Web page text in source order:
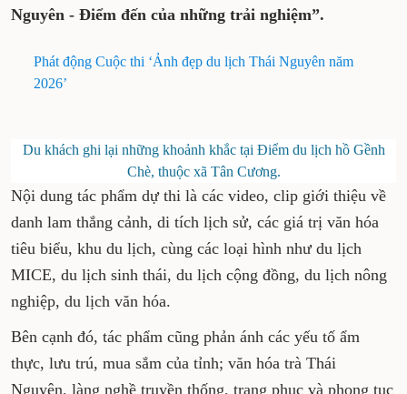
Nguyên - Điểm đến của những trải nghiệm”.
Phát động Cuộc thi ‘Ảnh đẹp du lịch Thái Nguyên năm
2026’
Du khách ghi lại những khoảnh khắc tại Điểm du lịch hồ Gềnh
Chè, thuộc xã Tân Cương.
Nội dung tác phẩm dự thi là các video, clip giới thiệu về
danh lam thắng cảnh, di tích lịch sử, các giá trị văn hóa
tiêu biểu, khu du lịch, cùng các loại hình như du lịch
MICE, du lịch sinh thái, du lịch cộng đồng, du lịch nông
nghiệp, du lịch văn hóa.
Bên cạnh đó, tác phẩm cũng phản ánh các yếu tố ẩm
thực, lưu trú, mua sắm của tỉnh; văn hóa trà Thái
Nguyên, làng nghề truyền thống, trang phục và phong tục